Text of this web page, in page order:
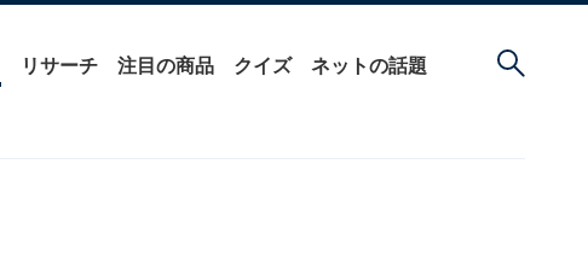
リサーチ 注目の商品 クイズ ネットの話題